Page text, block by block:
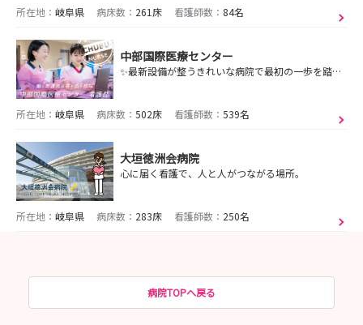
所在地： 岐阜県 病床数： 261床 看護師数： 84名
中部国際医療センター
✨最新設備が整うきれいな病院で最初の一歩を踏み出しませんか？🏥 病棟全体で育てる教育体制💪東海圏内高水準の給与・福利厚生🎁💰で頑張るあなたを支えます🌟
所在地： 岐阜県 病床数： 502床 看護師数： 539名
大垣徳洲会病院
心に届く看護で、人と人がつながる場所。
所在地： 岐阜県 病床数： 283床 看護師数： 250名
病院TOPへ戻る